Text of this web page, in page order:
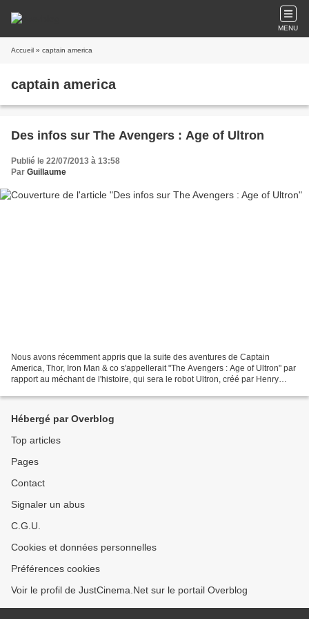
MENU
Accueil » captain america
captain america
Des infos sur The Avengers : Age of Ultron
Publié le 22/07/2013 à 13:58
Par Guillaume
Nous avons récemment appris que la suite des aventures de Captain
America, Thor, Iron Man & co s'appellerait "The Avengers : Age of Ultron" par
rapport au méchant de l'histoire, qui sera le robot Ultron, créé par Henry
Hébergé par Overblog
Top articles
Pages
Contact
Signaler un abus
C.G.U.
Cookies et données personnelles
Préférences cookies
Voir le profil de JustCinema.Net sur le portail Overblog